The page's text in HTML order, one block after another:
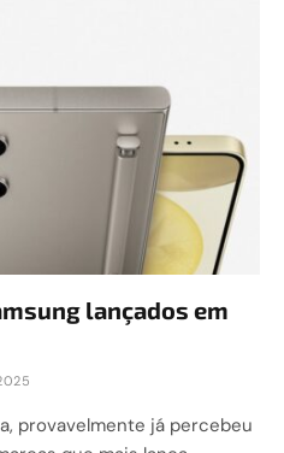
lançados em
provavelmente já percebeu